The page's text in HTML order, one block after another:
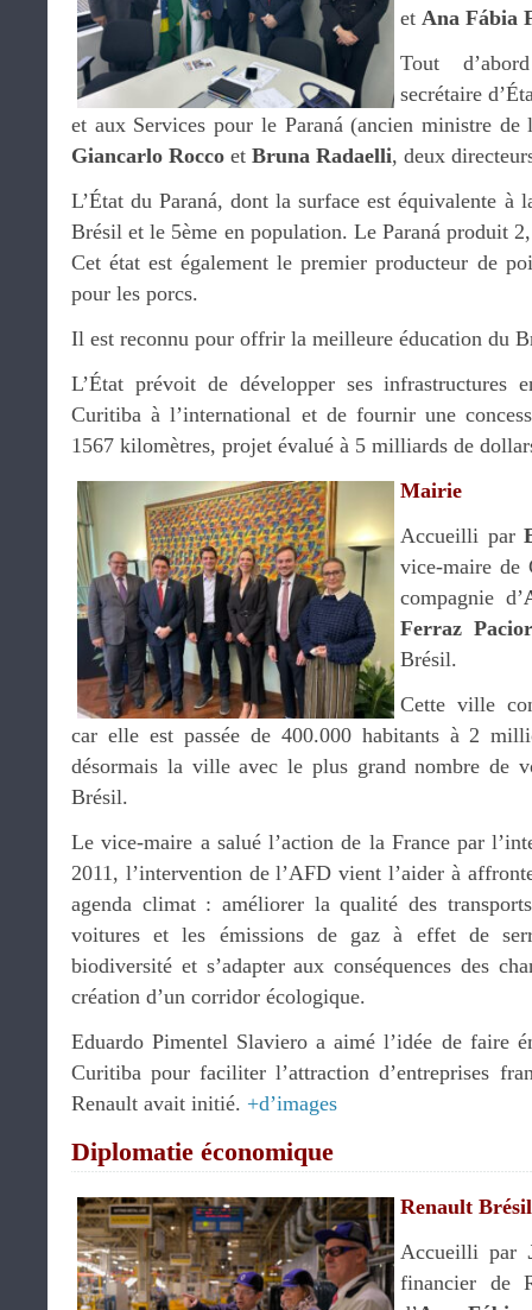
et Ana Fábia
Tout
secrétaire
et aux Services pour le Paraná (ancien ministre
Giancarlo Rocco et Bruna Radaelli, deux
L’État du Paraná, dont la surface est équivalente à
Brésil et le 5ème en population. Le Paraná produit
Cet état est également le premier producteur de
pour les porcs.
Il est reconnu pour offrir la meilleure éducation du
L’État prévoit de développer ses infrastructures
Curitiba à l’international et de fournir une
1567 kilomètres, projet évalué à 5 milliards de
Mairie
Accueilli par
vice-maire de
compagnie d’
Ferraz
Brésil.
Cette ville
car elle est passée de 400.000 habitants à 2
désormais la ville avec le plus grand nombre de
Brésil.
Le vice-maire a salué l’action de la France par
2011, l’intervention de l’AFD vient l’aider à
agenda climat : améliorer la qualité des
voitures et les émissions de gaz à effet de
biodiversité et s’adapter aux conséquences des
création d’un corridor écologique.
Eduardo Pimentel Slaviero a aimé l’idée de faire
Curitiba pour faciliter l’attraction d’entreprises
Renault avait initié. +d’images
Diplomatie économique
Renault Brésil
Accueilli par
financier de